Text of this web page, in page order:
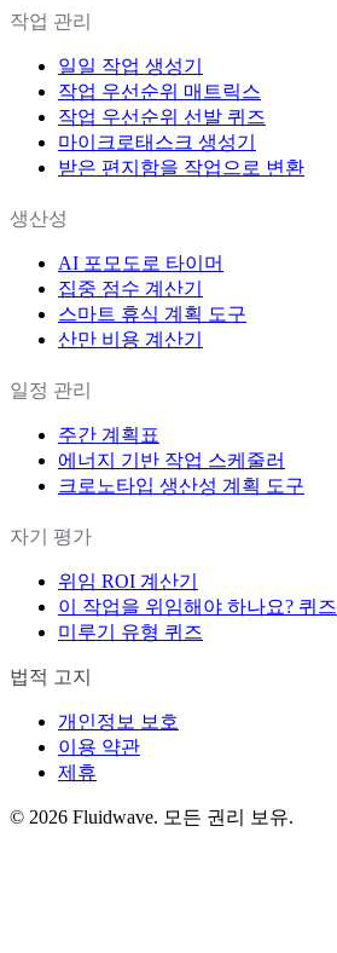
작업 관리
일일 작업 생성기
작업 우선순위 매트릭스
작업 우선순위 선발 퀴즈
마이크로태스크 생성기
받은 편지함을 작업으로 변환
생산성
AI 포모도로 타이머
집중 점수 계산기
스마트 휴식 계획 도구
산만 비용 계산기
일정 관리
주간 계획표
에너지 기반 작업 스케줄러
크로노타입 생산성 계획 도구
자기 평가
위임 ROI 계산기
이 작업을 위임해야 하나요? 퀴즈
미루기 유형 퀴즈
법적 고지
개인정보 보호
이용 약관
제휴
© 2026 Fluidwave. 모든 권리 보유.